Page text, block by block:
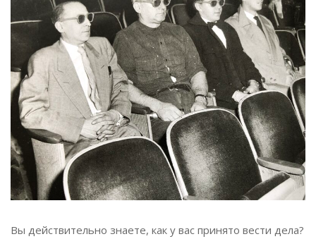
Вы действительно знаете, как у вас принято вести дела?